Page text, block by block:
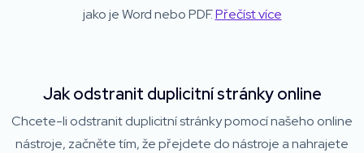
jako je Word nebo PDF.Přečíst více
Jak odstranit duplicitní stránky online
Chcete-li odstranit duplicitní stránky pomocí našeho online
nástroje, začněte tím, že přejdete do nástroje a nahrajete